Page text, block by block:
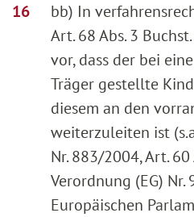
bb) In
Art. 68 Abs. 3
vor, dass der bei
Träger gestellte
diesem an den
weiterzuleiten ist
Nr. 883/2004, Art.
Verordnung (EG)
Europäischen